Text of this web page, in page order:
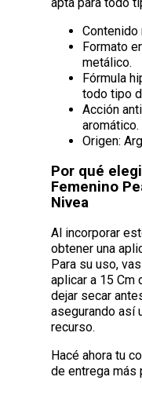
Contenido
Formato
metálico.
Fórmula
todo tipo
Acción
aromático.
Origen:
Por qué
Femenino
Nivea
Al incorporar
obtener una
Para su uso,
aplicar a 15 Cm
dejar secar
asegurando así
recurso.
Hacé ahora tu
de entrega más